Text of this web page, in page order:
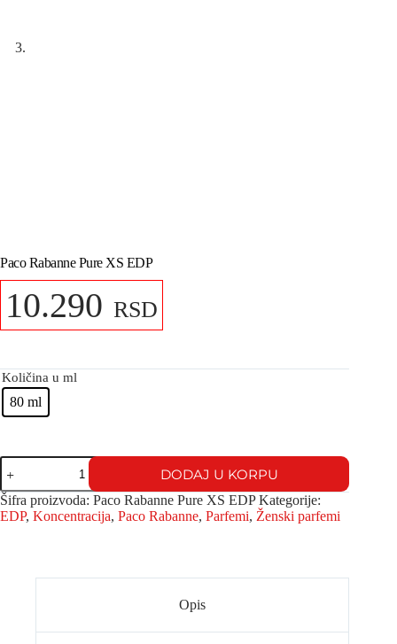
Paco Rabanne Pure XS EDP
10.290 RSD
Količina u ml
80 ml
DODAJ U KORPU
Šifra proizvoda: Paco Rabanne Pure XS EDP Kategorije:
EDP, Koncentracija, Paco Rabanne, Parfemi, Ženski parfemi
Opis